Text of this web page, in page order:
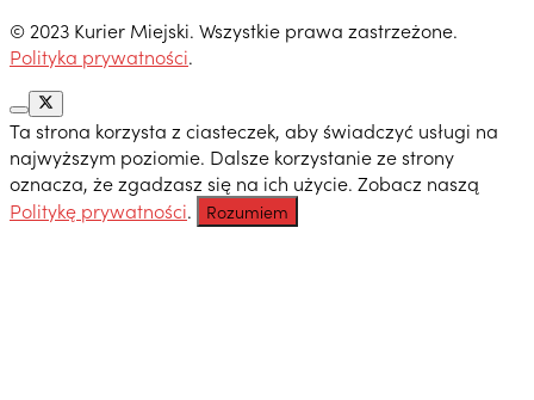
© 2023 Kurier Miejski. Wszystkie prawa zastrzeżone.
Polityka prywatności.
Ta strona korzysta z ciasteczek, aby świadczyć usługi na
najwyższym poziomie. Dalsze korzystanie ze strony
oznacza, że zgadzasz się na ich użycie. Zobacz naszą
Politykę prywatności. Rozumiem